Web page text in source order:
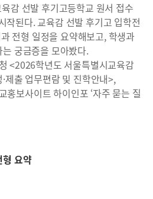
감 선발 후기고등학교 원서 접수
작된다. 교육감 선발 후기고 입학전
전형 일정을 요약해보고, 학생과
궁금증을 모아봤다.
<2026학년도 서울특별시교육감
제출 업무편람 및 진학안내>,
홍보사이트 하이인포 ‘자주 묻는 질
형 요약